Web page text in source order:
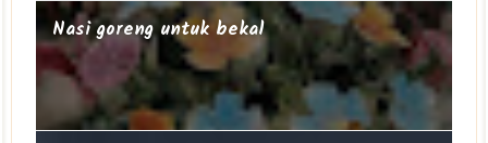
Nasi goreng untuk bekal